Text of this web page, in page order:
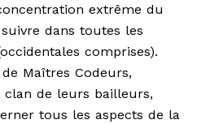
extrême du
dans toutes les
comprises).
Maîtres Codeurs,
de leurs bailleurs,
tous les aspects de la